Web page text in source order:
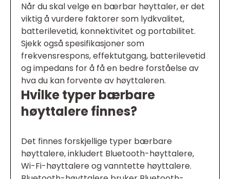
Når du skal velge en bærbar høyttaler, er det
viktig å vurdere faktorer som lydkvalitet,
batterilevetid, konnektivitet og portabilitet.
Sjekk også spesifikasjoner som
frekvensrespons, effektutgang, batterilevetid
og impedans for å få en bedre forståelse av
hva du kan forvente av høyttaleren.
Hvilke typer bærbare
høyttalere finnes?
Det finnes forskjellige typer bærbare
høyttalere, inkludert Bluetooth-høyttalere,
Wi-Fi-høyttalere og vanntette høyttalere.